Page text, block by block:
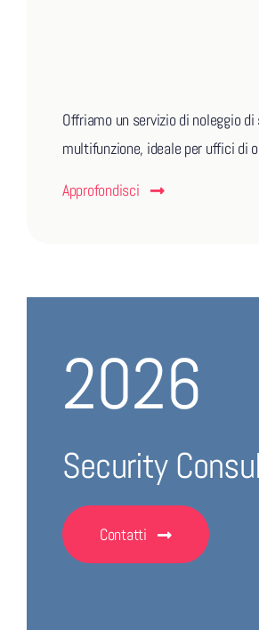
Offriamo un servizio di noleggio
multifunzione, ideale per uffici di
Approfondisci
2026
Security
Contatti